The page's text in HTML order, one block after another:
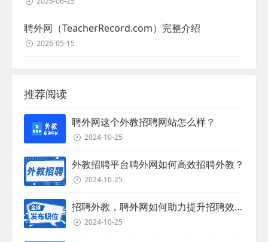
聘外网（TeacherRecord.com）完整介绍
2026-05-15
推荐阅读
聘外网这个外教招聘网站怎么样？
2024-10-25
外教招聘平台聘外网如何高效招聘外教？
2024-10-25
招聘外教，聘外网如何助力提升招聘效率？
2024-10-25